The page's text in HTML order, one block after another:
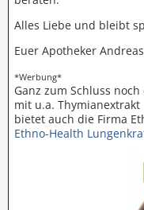
Alles Liebe und bleibt
Euer Apotheker
*Werbung*
Ganz zum Schluss
mit u.a. Thymianextrakt
bietet auch die Firma
Ethno-Health